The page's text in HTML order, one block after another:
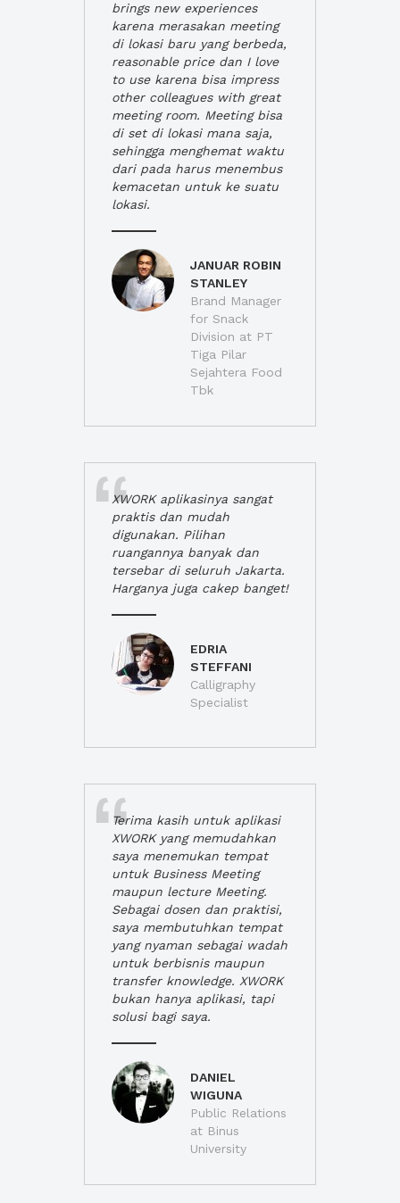
brings new experiences
karena merasakan meeting
di lokasi baru yang berbeda,
reasonable price dan I love
to use karena bisa impress
other colleagues with great
meeting room. Meeting bisa
di set di lokasi mana saja,
sehingga menghemat waktu
dari pada harus menembus
kemacetan untuk ke suatu
lokasi.
JANUAR ROBIN
STANLEY
Brand Manager
for Snack
Division at PT
Tiga Pilar
Sejahtera Food
Tbk
XWORK aplikasinya sangat
praktis dan mudah
digunakan. Pilihan
ruangannya banyak dan
tersebar di seluruh Jakarta.
Harganya juga cakep banget!
EDRIA
STEFFANI
Calligraphy
Specialist
Terima kasih untuk aplikasi
XWORK yang memudahkan
saya menemukan tempat
untuk Business Meeting
maupun lecture Meeting.
Sebagai dosen dan praktisi,
saya membutuhkan tempat
yang nyaman sebagai wadah
untuk berbisnis maupun
transfer knowledge. XWORK
bukan hanya aplikasi, tapi
solusi bagi saya.
DANIEL
WIGUNA
Public Relations
at Binus
University